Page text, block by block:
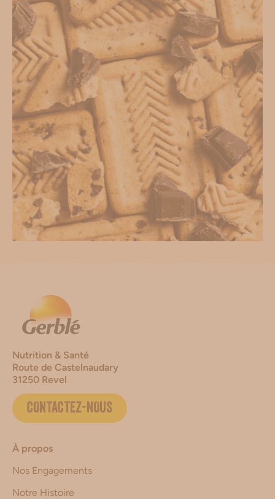
Nutrition & Santé
Route de Castelnaudary
31250 Revel
CONTACTEZ-NOUS
À propos
Nos Engagements
Notre Histoire